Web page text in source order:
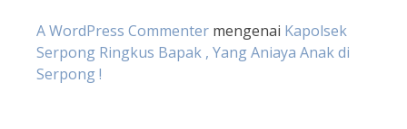
A WordPress Commenter mengenai Kapolsek
Serpong Ringkus Bapak , Yang Aniaya Anak di
Serpong !